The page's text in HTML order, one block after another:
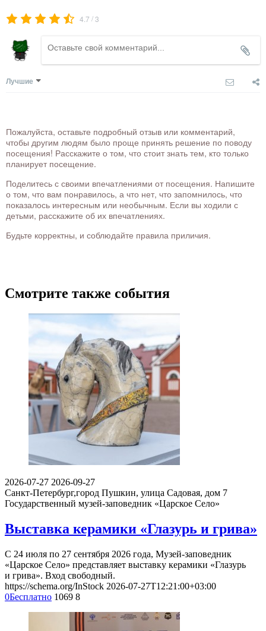
4.7 /3
Лучшие
Пожалуйста, оставьте подробный отзыв или комментарий,
чтобы другим людям было проще принять решение по поводу
посещения! Расскажите о том, что стоит знать тем, кто только
планирует посещение.
Поделитесь с своими впечатлениями от посещения. Напишите
о том, что вам понравилось, а что нет, что запомнилось, что
показалось интересным или необычным. Если вы ходили с
детьми, расскажите об их впечатлениях.
Будьте корректны, и соблюдайте правила приличия.
Смотрите также события
2026-07-27 2026-09-27
Санкт-Петербург,город Пушкин, улица Садовая, дом 7
Государственный музей-заповедник «Царское Село»
Выставка керамики «Глазурь и грива»
С 24 июля по 27 сентября 2026 года, Музей-заповедник
«Царское Село» представляет выставку керамики «Глазурь
и грива». Вход свободный.
https://schema.org/InStock 2026-07-27T12:21:00+03:00
0Бесплатно 1069 8